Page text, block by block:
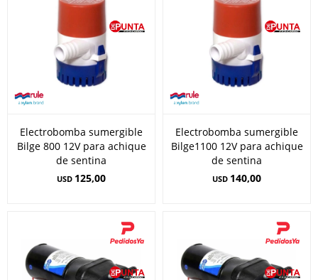
Electrobomba sumergible
Bilge 800 12V para achique
de sentina
USD 125,00
Electrobomba sumergible
Bilge1100 12V para achique
de sentina
USD 140,00